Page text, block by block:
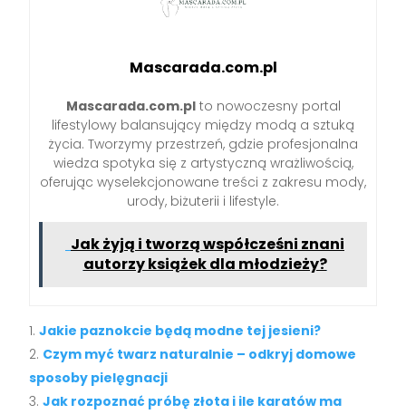
Mascarada.com.pl
Mascarada.com.plto nowoczesny portal
lifestylowy balansujący między modą a sztuką
życia. Tworzymy przestrzeń, gdzie profesjonalna
wiedza spotyka się z artystyczną wrażliwością,
oferując wyselekcjonowane treści z zakresu mody,
urody, biżuterii i lifestyle.
Jak żyją i tworzą współcześni znani
autorzy książek dla młodzieży?
Jakie paznokcie będą modne tej jesieni?
Czym myć twarz naturalnie – odkryj domowe
sposoby pielęgnacji
Jak rozpoznać próbę złota i ile karatów ma